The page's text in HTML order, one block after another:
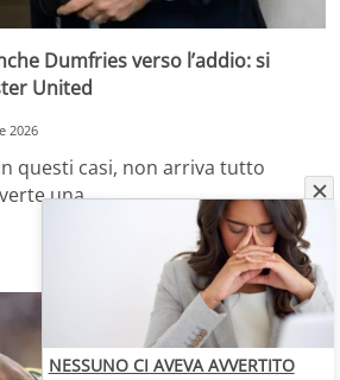
Dumfries verso l’addio: si
United
2026
questi casi, non arriva tutto
una…
NESSUNO CI AVEVA AVVERTITO